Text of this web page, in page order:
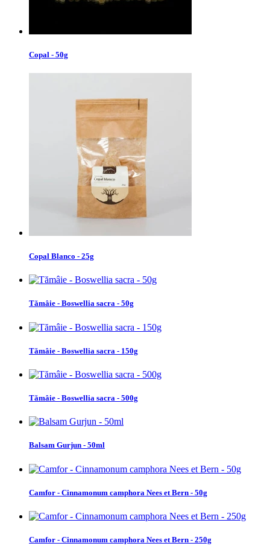
Copal - 50g
Copal Blanco - 25g
Tămâie - Boswellia sacra - 50g
Tămâie - Boswellia sacra - 150g
Tămâie - Boswellia sacra - 500g
Balsam Gurjun - 50ml
Camfor - Cinnamonum camphora Nees et Bern - 50g
Camfor - Cinnamonum camphora Nees et Bern - 250g